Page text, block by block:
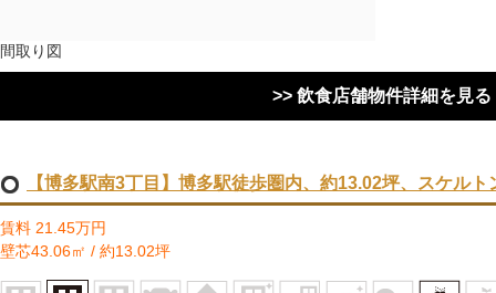
間取り図
>> 飲食店舗物件詳細を見る
【博多駅南3丁目】博多駅徒歩圏内、約13.02坪、スケルト
賃料 21.45万円
壁芯43.06㎡ / 約13.02坪